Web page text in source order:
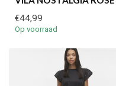
€44,99
Op voorraad